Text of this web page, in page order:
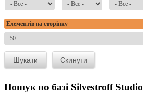
Елементів на сторінку
Пошук по базі Silvestroff Studio